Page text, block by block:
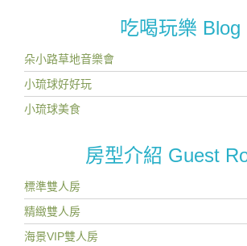
吃喝玩樂 Blog
朵小路草地音樂會
小琉球好好玩
小琉球美食
房型介紹 Guest
標準雙人房
精緻雙人房
海景VIP雙人房